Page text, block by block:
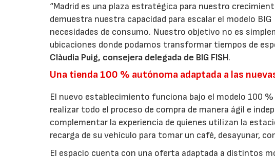
“Madrid es una plaza estratégica para nuestro
demuestra nuestra capacidad para escalar el modelo
necesidades de consumo. Nuestro objetivo no es
ubicaciones donde podamos transformar tiempos de
Clàudia Puig, consejera delegada de BIG FISH.
Una tienda 100 % autónoma adaptada a las
El nuevo establecimiento funciona bajo el modelo 100
realizar todo el proceso de compra de manera ágil e
complementar la experiencia de quienes utilizan la
recarga de su vehículo para tomar un café, desayunar,
El espacio cuenta con una oferta adaptada a distintos